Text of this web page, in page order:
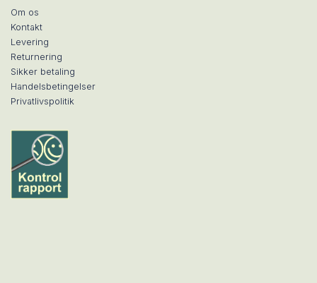
Om os
Kontakt
Levering
Returnering
Sikker betaling
Handelsbetingelser
Privatlivspolitik